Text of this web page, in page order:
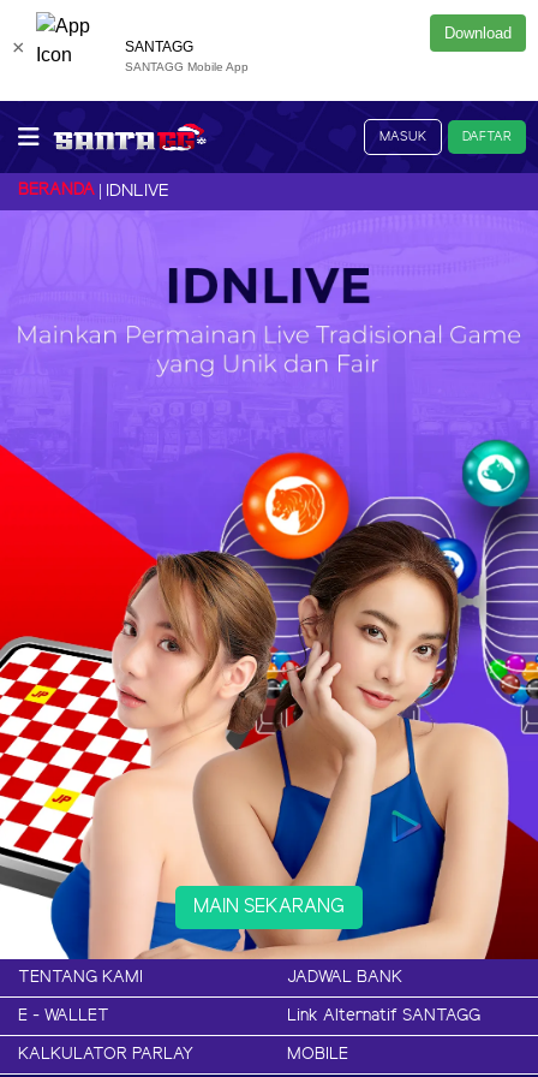
SANTAGG
SANTAGG Mobile App
Download
×
MASUK DAFTAR
BERANDA IDNLIVE
MAIN SEKARANG
TENTANG KAMI
JADWAL BANK
E - WALLET
Link Alternatif SANTAGG
KALKULATOR PARLAY
MOBILE